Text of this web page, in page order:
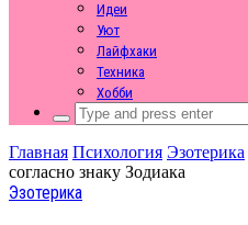
Идеи
Уют
Лайфхаки
Техника
Хобби
Search
for:
Главная Психология Эзотерика
согласно знаку Зодиака
Эзотерика